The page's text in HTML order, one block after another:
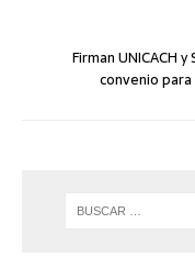
Firman UNICACH
convenio